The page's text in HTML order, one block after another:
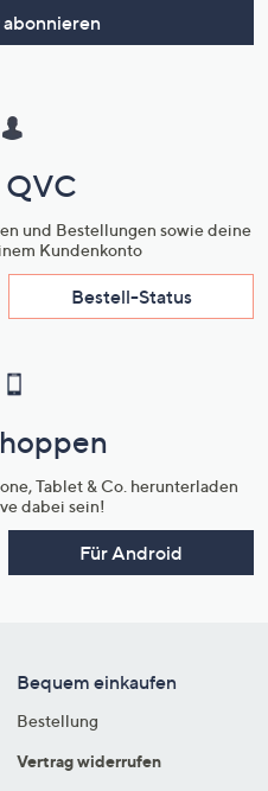
und Bestellungen sowie deine
Kundenkonto
Bestell-Status
Tablet & Co. herunterladen
dabei sein!
Für Android
Bequem einkaufen
Bestellung
Vertrag widerrufen